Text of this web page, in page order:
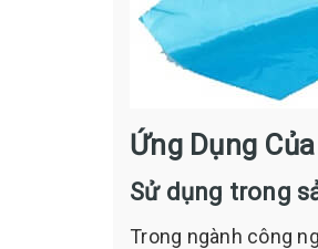
Ứng Dụng
Sử dụng trong
Trong ngành công